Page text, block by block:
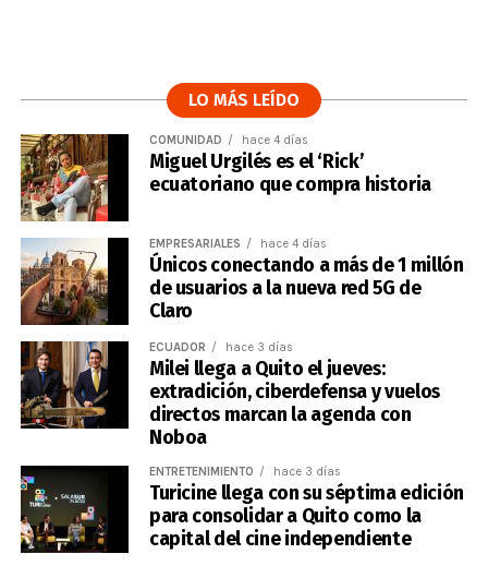
LO MÁS LEÍDO
COMUNIDAD hace 4 días
Miguel Urgilés es el ‘Rick’
ecuatoriano que compra historia
EMPRESARIALES hace 4 días
Únicos conectando a más de 1 millón
de usuarios a la nueva red 5G de
Claro
ECUADOR hace 3 días
Milei llega a Quito el jueves:
extradición, ciberdefensa y vuelos
directos marcan la agenda con
Noboa
ENTRETENIMIENTO hace 3 días
Turicine llega con su séptima edición
para consolidar a Quito como la
capital del cine independiente